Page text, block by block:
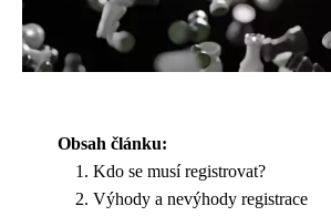
Obsah článku:
Kdo se musí registrovat?
Výhody a nevýhody registrace